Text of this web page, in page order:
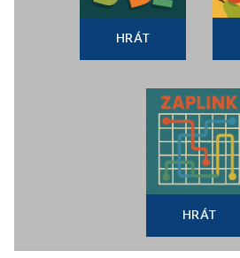
HRÁT
HRÁT